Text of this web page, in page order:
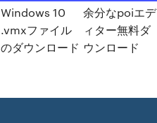
Windows 10
.vmxファイル
のダウンロード
余分なpoiエデ
ィター無料ダ
ウンロード